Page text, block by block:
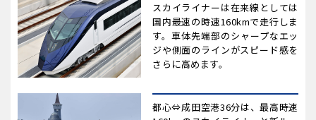
スカイライナーは在来線としては
国内最速の時速160kmで走行しま
す。車体先端部のシャープなエッ
ジや側面のラインがスピード感を
さらに高めます。
都心⇔成田空港36分は、最高時速